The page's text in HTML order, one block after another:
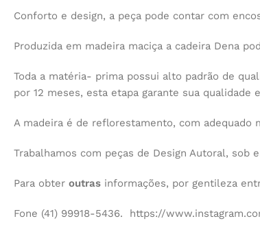
Conforto e design, a peça pode contar com
Produzida em madeira maciça a cadeira Dena
Toda a matéria- prima possui alto padrão de
por 12 meses, esta etapa garante sua qualidade
A madeira é de reflorestamento, com
Trabalhamos com peças de Design Autoral, sob
Para obter outras informações, por gentileza
Fone (41) 99918-5436. https://